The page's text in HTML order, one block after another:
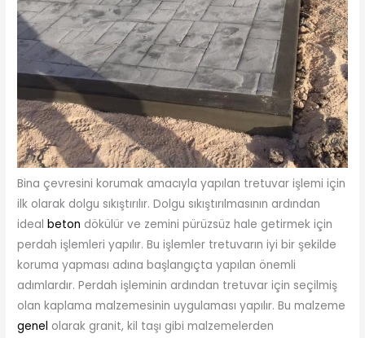
Bina çevresini korumak amacıyla yapılan tretuvar işlemi için
ilk olarak dolgu sıkıştırılır. Dolgu sıkıştırılmasının ardından
idealbeton dökülür ve zemini pürüzsüz hale getirmek için
perdah işlemleri yapılır. Bu işlemler tretuvarın iyi bir şekilde
koruma yapması adına başlangıçta yapılan önemli
adımlardır. Perdah işleminin ardından tretuvar için seçilmiş
olan kaplama malzemesinin uygulaması yapılır. Bu malzeme
genel olarak granit, kil taşı gibi malzemelerden